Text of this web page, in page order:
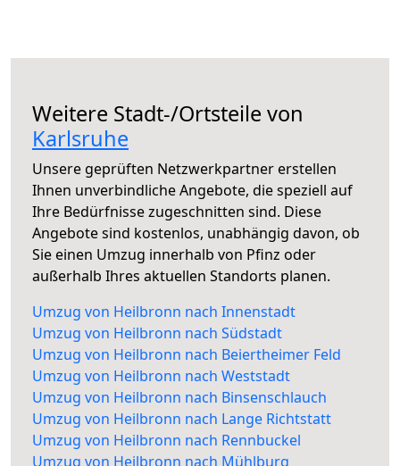
Weitere Stadt-/Ortsteile von
Karlsruhe
Unsere geprüften Netzwerkpartner erstellen
Ihnen unverbindliche Angebote, die speziell auf
Ihre Bedürfnisse zugeschnitten sind. Diese
Angebote sind kostenlos, unabhängig davon, ob
Sie einen Umzug innerhalb von Pfinz oder
außerhalb Ihres aktuellen Standorts planen.
Umzug von Heilbronn nach Innenstadt
Umzug von Heilbronn nach Südstadt
Umzug von Heilbronn nach Beiertheimer Feld
Umzug von Heilbronn nach Weststadt
Umzug von Heilbronn nach Binsenschlauch
Umzug von Heilbronn nach Lange Richtstatt
Umzug von Heilbronn nach Rennbuckel
Umzug von Heilbronn nach Mühlburg